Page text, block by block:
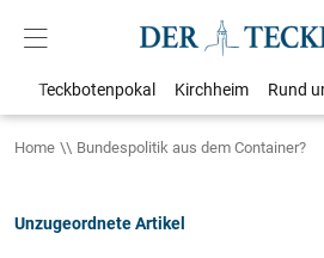
Teckbotenpokal Kirchheim Rund
Home Bundespolitik aus dem Container?
Unzugeordnete Artikel